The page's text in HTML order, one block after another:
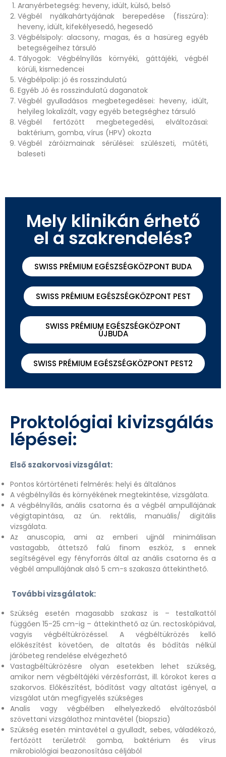
Aranyérbetegség: heveny, idült, külső, belső
Végbél nyálkahártyájának berepedése (fisszúra):
heveny, idült, kifekélyesedő, hegesedő
Végbélsipoly: alacsony, magas, és a hasüreg egyéb
betegségeihez társuló
Tályogok: Végbélnyílás környéki, gáttájéki, végbél
körüli, kismedencei
Végbélpolip: jó és rosszindulatú
Egyéb Jó és rosszindulatú daganatok
Végbél gyulladásos megbetegedései: heveny, idült,
helyileg lokalizált, vagy egyéb betegséghez társuló
Végbél fertőzött megbetegedési, elváltozásai:
baktérium, gomba, vírus (HPV) okozta
Végbél záróizmainak sérülései: szülészeti, műtéti,
baleseti
Mely klinikán érhető
el a szakrendelés?
SWISS PRÉMIUM EGÉSZSÉGKÖZPONT BUDA
SWISS PRÉMIUM EGÉSZSÉGKÖZPONT PEST
SWISS PRÉMIUM EGÉSZSÉGKÖZPONT
ÚJBUDA
SWISS PRÉMIUM EGÉSZSÉGKÖZPONT PEST2
Proktológiai kivizsgálás
lépései:
Első szakorvosi vizsgálat:
Pontos kórtörténeti felmérés: helyi és általános
A végbélnyílás és környékének megtekintése, vizsgálata.
A végbélnyílás, anális csatorna és a végbél ampullájának
végigtapintása, az ún. rektális, manuális/ digitális
vizsgálata.
Az anuscopia, ami az emberi ujjnál minimálisan
vastagabb, áttetsző falú finom eszköz, s ennek
segítségével egy fényforrás által az anális csatorna és a
végbél ampullájának alsó 5 cm-s szakasza áttekinthető.
További vizsgálatok:
Szükség esetén magasabb szakasz is – testalkattól
függően 15-25 cm-ig – áttekinthető az ún. rectoskópiával,
vagyis végbéltükrözéssel. A végbéltükrözés kellő
előkészítést követően, de altatás és bódítás nélkül
járóbeteg rendelése elvégezhető
Vastagbéltükrözésre olyan esetekben lehet szükség,
amikor nem végbéltájéki vérzésforrást, ill. kórokot keres a
szakorvos. Előkészítést, bódítást vagy altatást igényel, a
vizsgálat után megfigyelés szükséges
Analis vagy végbélben elhelyezkedő elváltozásból
szövettani vizsgálathoz mintavétel (biopszia)
Szükség esetén mintavétel a gyulladt, sebes, váladékozó,
fertőzött területről: gomba, baktérium és vírus
mikrobiológiai beazonosítása céljából